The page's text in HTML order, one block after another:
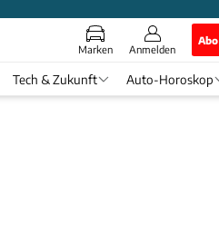
Marken Anmelden
Abo
Tech & Zukunft Auto-Horoskop